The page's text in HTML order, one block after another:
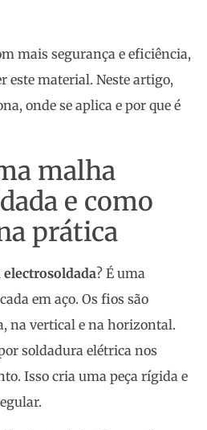
mais segurança e eficiência,
este material. Neste artigo,
onde se aplica e por que é
malha
e como
prática
electrosoldada? É uma
em aço. Os fios são
na vertical e na horizontal.
soldadura elétrica nos
Isso cria uma peça rígida e